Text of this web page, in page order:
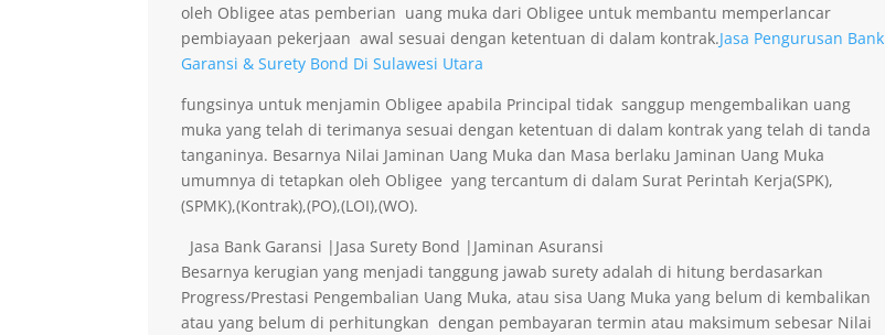
oleh Obligee atas pemberian uang muka dari Obligee untuk membantu memperlancar
pembiayaan pekerjaan awal sesuai dengan ketentuan di dalam kontrak.Jasa Pengurusan Bank
Garansi & Surety Bond Di Sulawesi Utara
fungsinya untuk menjamin Obligee apabila Principal tidak sanggup mengembalikan uang
muka yang telah di terimanya sesuai dengan ketentuan di dalam kontrak yang telah di tanda
tanganinya. Besarnya Nilai Jaminan Uang Muka dan Masa berlaku Jaminan Uang Muka
umumnya di tetapkan oleh Obligee yang tercantum di dalam Surat Perintah Kerja(SPK),
(SPMK),(Kontrak),(PO),(LOI),(WO).
Jasa Bank Garansi |Jasa Surety Bond |Jaminan Asuransi
Besarnya kerugian yang menjadi tanggung jawab surety adalah di hitung berdasarkan
Progress/Prestasi Pengembalian Uang Muka, atau sisa Uang Muka yang belum di kembalikan
atau yang belum di perhitungkan dengan pembayaran termin atau maksimum sebesar Nilai